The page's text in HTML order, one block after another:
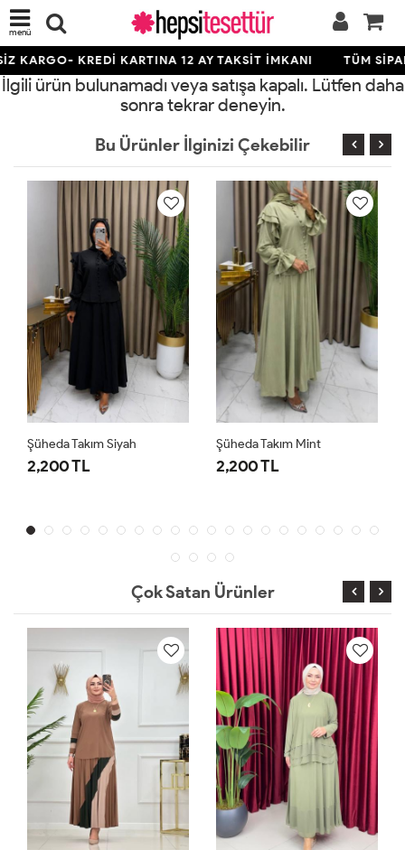
menü
KARGO- KREDİ KARTINA 12 AY TAKSİT İMKANI TÜM
İlgili ürün bulunamadı veya satışa kapalı. Lütfen daha
sonra tekrar deneyin.
Bu Ürünler İlginizi Çekebilir
Şüheda Takım Siyah
2,200 TL
Şüheda Takım Mint
2,200 TL
Çok Satan Ürünler